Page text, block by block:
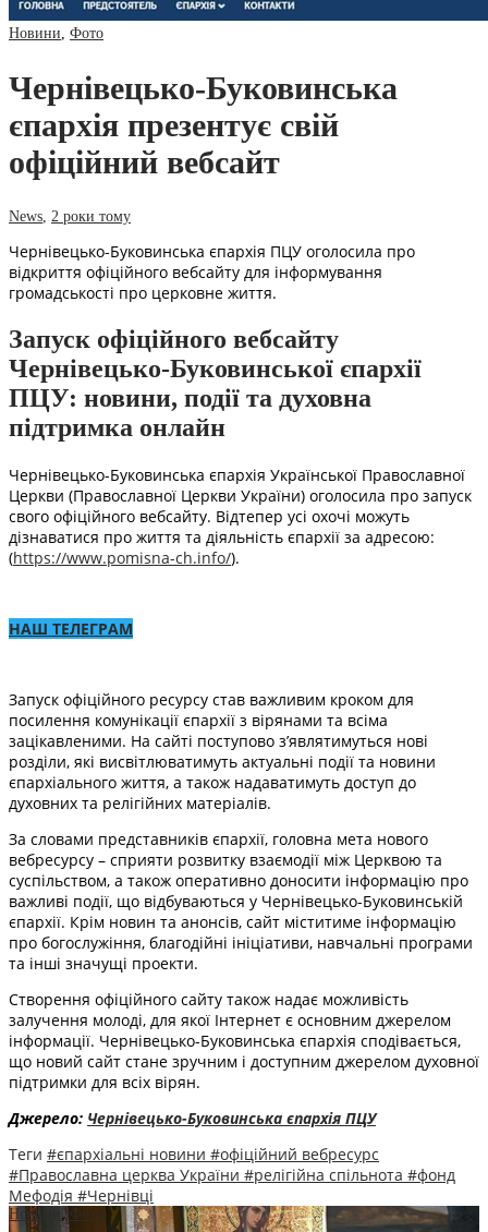
Новини Фото
Чернівецько-Буковинська
єпархія презентує свій
офіційний вебсайт
News 2 роки тому
Чернівецько-Буковинська єпархія ПЦУ оголосила про
відкриття офіційного вебсайту для інформування
громадськості про церковне життя.
Запуск офіційного вебсайту
Чернівецько-Буковинської єпархії
ПЦУ: новини, події та духовна
підтримка онлайн
Чернівецько-Буковинська єпархія Української Православної
Церкви (Православної Церкви України) оголосила про запуск
свого офіційного вебсайту. Відтепер усі охочі можуть
дізнаватися про життя та діяльність єпархії за адресою:
(https://www.pomisna-ch.info/).
НАШ ТЕЛЕГРАМ
Запуск офіційного ресурсу став важливим кроком для
посилення комунікації єпархії з вірянами та всіма
зацікавленими. На сайті поступово з’являтимуться нові
розділи, які висвітлюватимуть актуальні події та новини
єпархіального життя, а також надаватимуть доступ до
духовних та релігійних матеріалів.
За словами представників єпархії, головна мета нового
вебресурсу – сприяти розвитку взаємодії між Церквою та
суспільством, а також оперативно доносити інформацію про
важливі події, що відбуваються у Чернівецько-Буковинській
єпархії. Крім новин та анонсів, сайт міститиме інформацію
про богослужіння, благодійні ініціативи, навчальні програми
та інші значущі проекти.
Створення офіційного сайту також надає можливість
залучення молоді, для якої Інтернет є основним джерелом
інформації. Чернівецько-Буковинська єпархія сподівається,
що новий сайт стане зручним і доступним джерелом духовної
підтримки для всіх вірян.
Джерело: Чернівецько-Буковинська єпархія ПЦУ
Теги #єпархіальні новини #офіційний вебресурс
#Православна церква України #релігійна спільнота #фонд
Мефодія #Чернівці
Новини , Фото